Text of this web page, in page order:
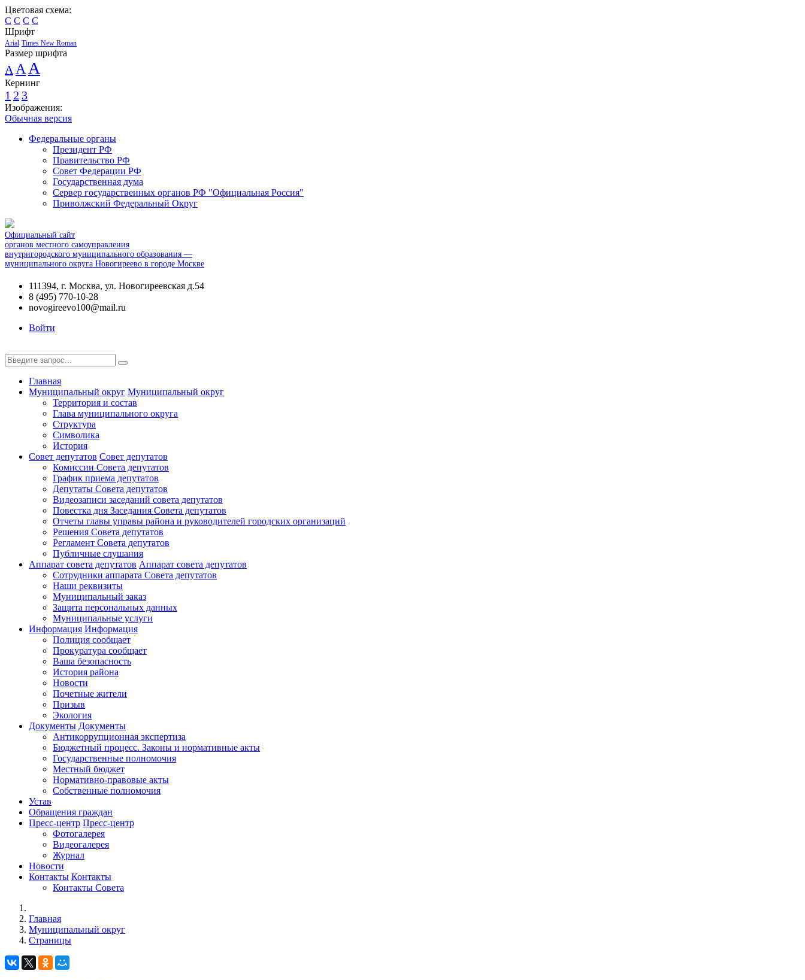
Цветовая схема:
C C C C
Шрифт
Arial Times New Roman
Размер шрифта
A A A
Кернинг
1 2 3
Изображения:
Обычная версия
Федеральные органы
Президент РФ
Правительство РФ
Совет Федерации РФ
Государственная дума
Сервер государственных органов РФ "Официальная Россия"
Приволжский Федеральный Округ
Официальный сайт
органов местного самоуправления
внутригородского муниципального образования —
муниципального округа Новогиреево в городе Москве
111394, г. Москва, ул. Новогиреевская д.54
8 (495) 770-10-28
novogireevo100@mail.ru
Войти
Главная
Муниципальный округ Муниципальный округ
Территория и состав
Глава муниципального округа
Структура
Символика
История
Совет депутатов Совет депутатов
Комиссии Совета депутатов
График приема депутатов
Депутаты Совета депутатов
Видеозаписи заседаний совета депутатов
Повестка дня Заседания Совета депутатов
Отчеты главы управы района и руководителей городских организаций
Решения Совета депутатов
Регламент Совета депутатов
Публичные слушания
Аппарат совета депутатов Аппарат совета депутатов
Сотрудники аппарата Совета депутатов
Наши реквизиты
Муниципальный заказ
Защита персональных данных
Муниципальные услуги
Информация Информация
Полиция сообщает
Прокуратура сообщает
Ваша безопасность
История района
Новости
Почетные жители
Призыв
Экология
Документы Документы
Антикоррупционная экспертиза
Бюджетный процесс. Законы и нормативные акты
Государственные полномочия
Местный бюджет
Нормативно-правовые акты
Собственные полномочия
Устав
Обращения граждан
Пресс-центр Пресс-центр
Фотогалерея
Видеогалерея
Журнал
Новости
Контакты Контакты
Контакты Совета
Главная
Муниципальный округ
Страницы